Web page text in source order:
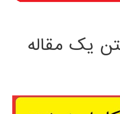
یک مقاله